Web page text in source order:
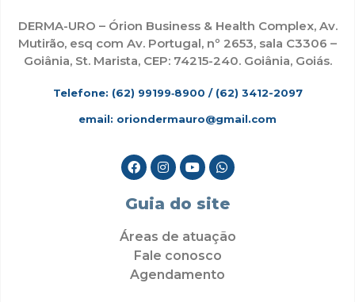
DERMA-URO – Órion Business & Health Complex, Av.
Mutirão, esq com Av. Portugal, nº 2653, sala C3306 –
Goiânia, St. Marista, CEP: 74215-240. Goiânia, Goiás.
Telefone: (62) 99199‑8900 / (62) 3412-2097
email: oriondermauro@gmail.com
Guia do site
Áreas de atuação
Fale conosco
Agendamento